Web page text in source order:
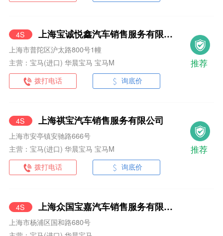
4S 上海宝诚悦鑫汽车销售服务有限公司
上海市普陀区沪太路800号1幢
主营：宝马(进口) 华晨宝马 宝马M
拨打电话
询底价
推荐
4S 上海祺宝汽车销售服务有限公司
上海市安亭镇安驰路666号
主营：宝马(进口) 华晨宝马 宝马M
拨打电话
询底价
推荐
4S 上海众国宝嘉汽车销售服务有限公司
上海市杨浦区国和路680号